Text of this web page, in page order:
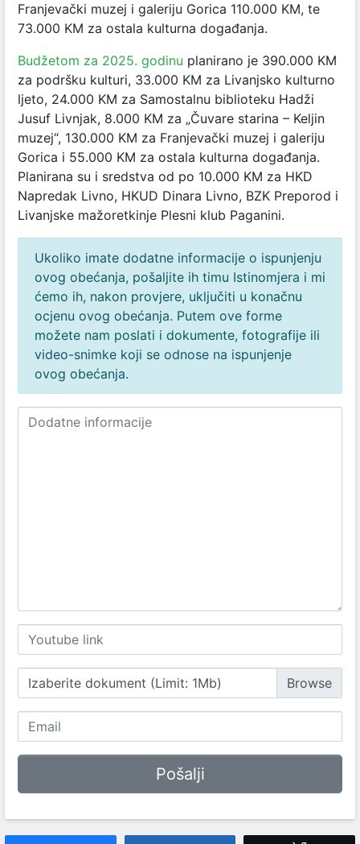
Franjevački muzej i galeriju Gorica 110.000 KM, te
73.000 KM za ostala kulturna događanja.
Budžetom za 2025. godinu planirano je 390.000 KM
za podršku kulturi, 33.000 KM za Livanjsko kulturno
ljeto, 24.000 KM za Samostalnu biblioteku Hadži
Jusuf Livnjak, 8.000 KM za „Čuvare starina – Keljin
muzej“, 130.000 KM za Franjevački muzej i galeriju
Gorica i 55.000 KM za ostala kulturna događanja.
Planirana su i sredstva od po 10.000 KM za HKD
Napredak Livno, HKUD Dinara Livno, BZK Preporod i
Livanjske mažoretkinje Plesni klub Paganini.
Ukoliko imate dodatne informacije o ispunjenju
ovog obećanja, pošaljite ih timu Istinomjera i mi
ćemo ih, nakon provjere, uključiti u konačnu
ocjenu ovog obećanja. Putem ove forme
možete nam poslati i dokumente, fotografije ili
video-snimke koji se odnose na ispunjenje
ovog obećanja.
Izaberite dokument (Limit: 1Mb)